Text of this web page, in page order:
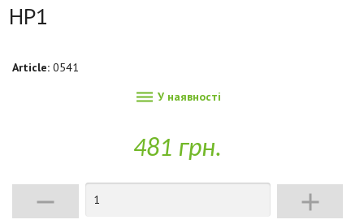
HP1
Article: 0541
 У наявності
481 грн.
 